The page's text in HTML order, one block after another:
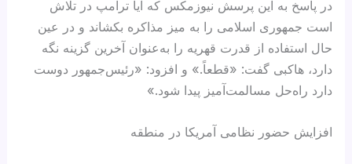
در پاسخ به این پرسش نیوزمکس که آیا ترامپ در تلاش
است جمهوری اسلامی را به میز مذاکره بکشاند و در عین
حال استفاده از قدرت قهریه را به‌عنوان آخرین گزینه نگه
دارد، هاکبی گفت: «قطعاً.» و افزود: «رئیس‌جمهور دوست
دارد راه‌حل مسالمت‌آمیز پیدا شود.»
افزایش حضور نظامی آمریکا در منطقه